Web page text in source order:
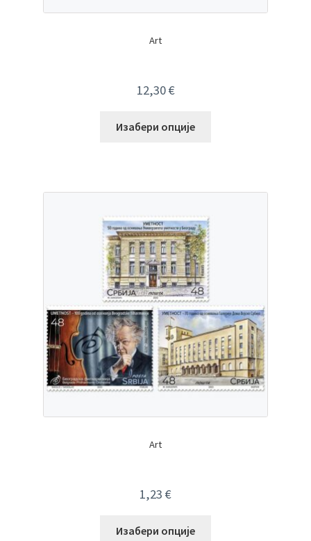
Art
12,30€
Изабери опције
Art
1,23 €
Изабери опције